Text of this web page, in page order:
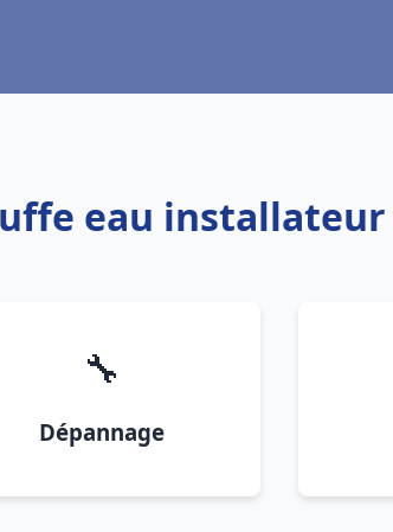
eau
🔧
Dépannage